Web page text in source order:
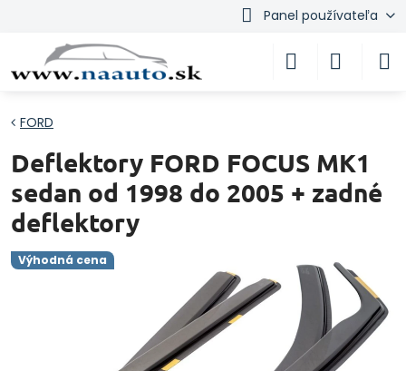
Panel používateľa
Výhodná cena
FORD
Deflektory FORD FOCUS MK1
sedan od 1998 do 2005 + zadné
deflektory